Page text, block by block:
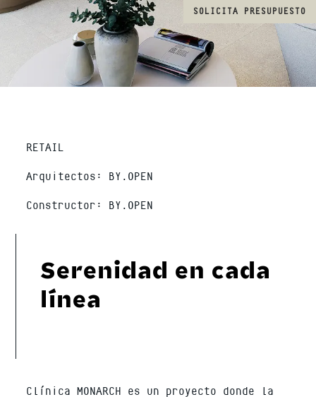
SOLICITA PRESUPUESTO
RETAIL
Arquitectos: BY.OPEN
Constructor: BY.OPEN
Serenidad en cada
línea
Clínica MONARCH es un proyecto donde la